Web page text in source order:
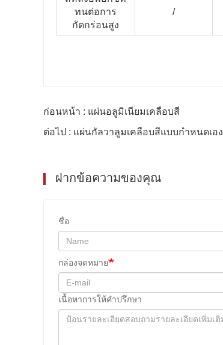
ทนต่อการ
กัดกร่อนสูง
/
ก่อนหน้า : แผ่นอลูมิเนียมเคลือบสี
ต่อไป : แผ่นกัลวาลูมเคลือบสีแบบกําหนดเอง
ฝากข้อความของคุณ
ชื่อ
กล่องจดหมาย
เนื้อหาการให้คําปรึกษา